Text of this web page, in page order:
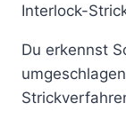
Interlock-
Du erkennst